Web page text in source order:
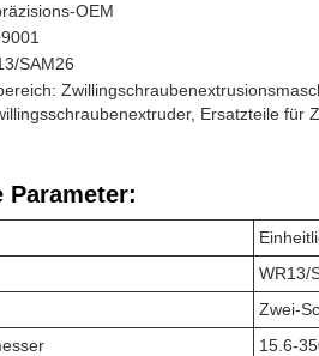
OEM
SAM26
Ersatzteile
Parameter:
WR13/
Zwei-
15.6-